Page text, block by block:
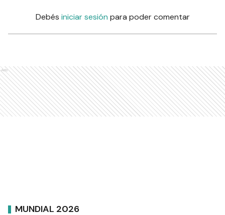
Debés iniciar sesión para poder comentar
Ads
MUNDIAL 2026